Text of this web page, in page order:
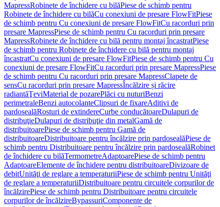
MapressRobinete de închidere cu bilăPiese de schimb pentru
Robinete de închidere cu bilăCu conexiuni de presare FlowFitPiese
de schimb pentru Cu conexiuni de presare FlowFitCu racorduri prin
presare MapressPiese de schimb pentru Cu racorduri prin presare
MapressRobinete de închidere cu bilă pentru montaj încastratPiese
de schimb pentru Robinete de închidere cu bilă pentru montaj
încastratCu conexiuni de presare FlowFitPiese de schimb pentru Cu
conexiuni de presare FlowFitCu racorduri prin presare MapressPiese
de schimb pentru Cu racorduri prin presare MapressClapete de
sensCu racorduri prin presare MapressÎncălzire și răcire
radiantăŢeviMaterial de pozarePlăci cu nuturiBenzi
perimetraleBenzi autocolanteClipsuri de fixareAditivi de
pardosealăRosturi de extindereCurbe conducătoareDulapuri de
distribuţieDulapuri de distribuţie din metalGamă de
distribuitoarePiese de schimb pentru Gamă de
distribuitoareDistribuitoare pentru încălzire prin pardosealăPiese de
schimb pentru Distribuitoare pentru încălzire prin pardosealăRobinet
de închidere cu bilăTermometreAdaptoarePiese de schimb pentru
AdaptoareElemente de închidere pentru distribuitoareDivizoare de
debitUnităţi de reglare a temperaturiiPiese de schimb pentru Unităţi
de reglare a temperaturiiDistribuitoare pentru circuitele corpurilor de
încălzirePiese de schimb pentru Distribuitoare pentru circuitele
corpurilor de încălzireBypassuriComponente de